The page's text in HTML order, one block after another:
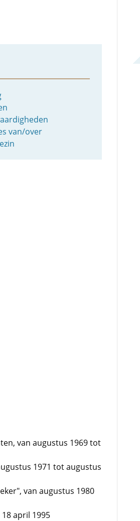
van/over
van augustus 1969 tot
1971 tot augustus
van augustus 1980
april 1995